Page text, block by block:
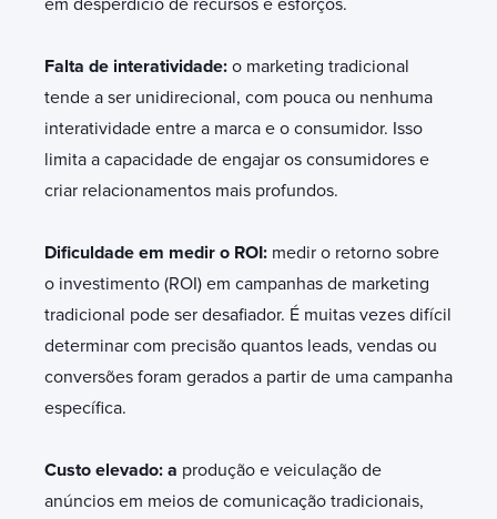
Falta de interatividade: o marketing tradicional
tende a ser unidirecional, com pouca ou nenhuma
interatividade entre a marca e o consumidor. Isso
limita a capacidade de engajar os consumidores e
criar relacionamentos mais profundos.
Dificuldade em medir o ROI: medir o retorno sobre
o investimento (ROI) em campanhas de marketing
tradicional pode ser desafiador. É muitas vezes difícil
determinar com precisão quantos leads, vendas ou
conversões foram gerados a partir de uma campanha
específica.
Custo elevado: a produção e veiculação de
anúncios em meios de comunicação tradicionais,